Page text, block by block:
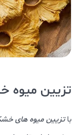
تزیین میوه
باتزیین میوه های